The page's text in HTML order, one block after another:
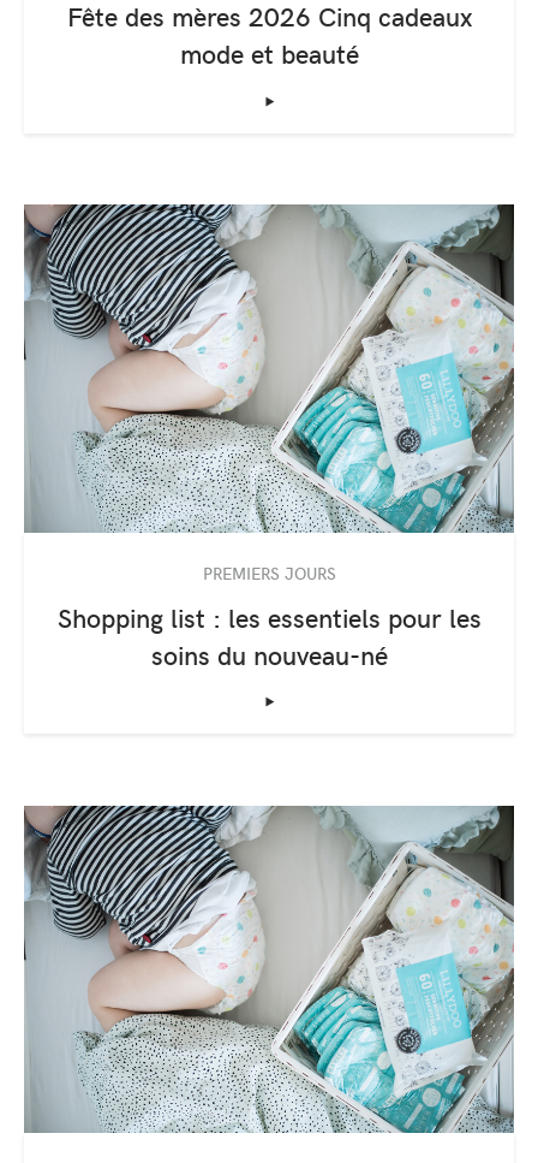
Fête des mères 2026 Cinq cadeaux
mode et beauté
‣
PREMIERS JOURS
Shopping list : les essentiels pour les
soins du nouveau-né
‣